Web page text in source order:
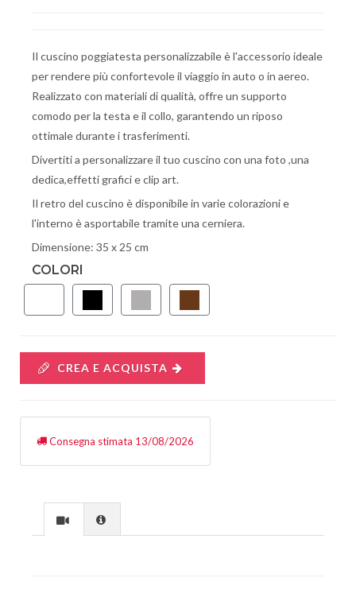
Il cuscino poggiatesta personalizzabile è l'accessorio ideale
per rendere più confortevole il viaggio in auto o in aereo.
Realizzato con materiali di qualità, offre un supporto
comodo per la testa e il collo, garantendo un riposo
ottimale durante i trasferimenti.
Divertiti a personalizzare il tuo cuscino con una foto ,una
dedica,effetti grafici e clip art.
Il retro del cuscino è disponibile in varie colorazioni e
l'interno è asportabile tramite una cerniera.
Dimensione: 35 x 25 cm
COLORI
CREA E ACQUISTA
Consegna stimata 13/08/2026